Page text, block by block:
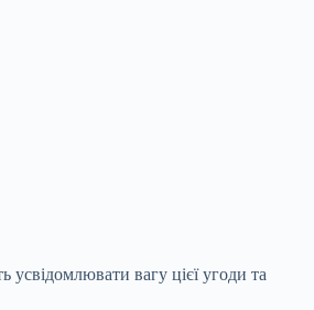
вагу цієїугоди та